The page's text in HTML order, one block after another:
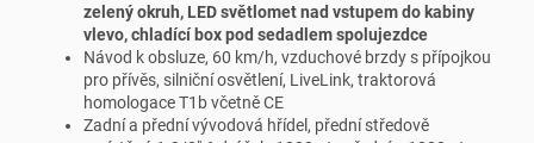
zelený okruh, LED světlomet nad vstupem do kabiny
vlevo, chladící box pod sedadlem spolujezdce
Návod k obsluze, 60 km/h, vzduchové brzdy s přípojkou
pro přívěs, silniční osvětlení, LiveLink, traktorová
homologace T1b včetně CE
Zadní a přední vývodová hřídel, přední středově